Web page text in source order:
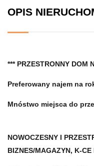
OPIS
*** PRZESTRONNY DOM
Preferowany najem na
Mnóstwo miejsca do
NOWOCZESNY I
BIZNES/MAGAZYN, K-CE